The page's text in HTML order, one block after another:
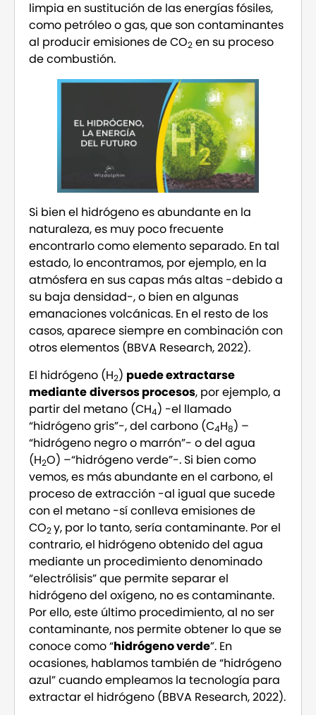
limpia en sustitución de las energías fósiles,
como petróleo o gas, que son contaminantes
al producir emisiones de CO2 en su proceso
de combustión.
Si bien el hidrógeno es abundante en la
naturaleza, es muy poco frecuente
encontrarlo como elemento separado. En tal
estado, lo encontramos, por ejemplo, en la
atmósfera en sus capas más altas -debido a
su baja densidad-, o bien en algunas
emanaciones volcánicas. En el resto de los
casos, aparece siempre en combinación con
otros elementos (BBVA Research, 2022).
El hidrógeno (H2) puede extractarse
mediantediversos procesos, por ejemplo, a
partir del metano (CH4) -el llamado
“hidrógeno gris”-, del carbono (C4H8) –
“hidrógeno negro o marrón”- o del agua
(H2O) –“hidrógeno verde”-. Si bien como
vemos, es más abundante en el carbono, el
proceso de extracción -al igual que sucede
con el metano -sí conlleva emisiones de
CO2y, por lo tanto, sería contaminante. Por el
contrario, el hidrógeno obtenido del agua
mediante un procedimiento denominado
“electrólisis” que permite separar el
hidrógeno del oxígeno, no es contaminante.
Por ello, este último procedimiento, al no ser
contaminante, nos permite obtener lo que se
conoce como “hidrógeno verde”. En
ocasiones, hablamos también de “hidrógeno
azul” cuando empleamos la tecnología para
extractar el hidrógeno (BBVA Research, 2022).